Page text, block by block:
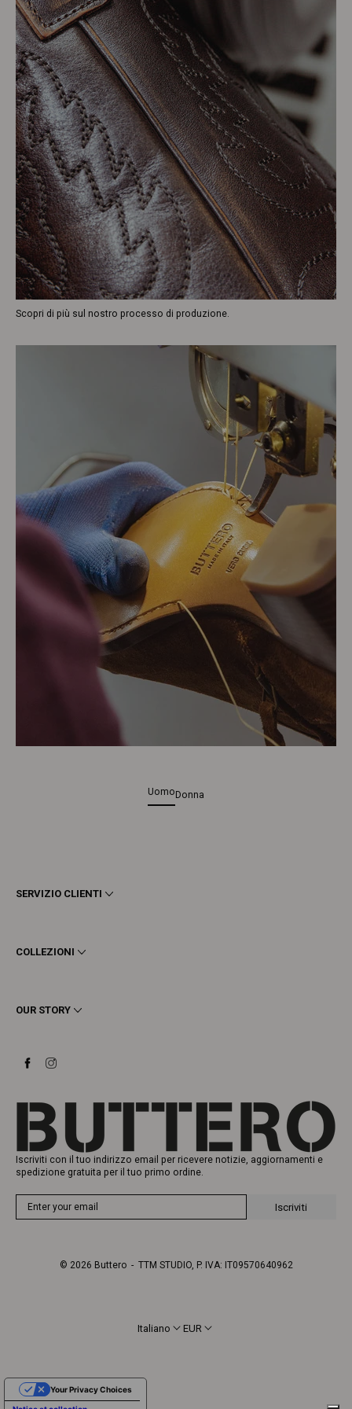
Scopri di più sul nostro processo di produzione.
UomoDonna
SERVIZIO CLIENTI
Privacy
Contattaci
COLLEZIONI
Donna
Sneakers
OUR STORY
Heritage
Iscriviti con il tuo indirizzo email per ricevere notizie, aggiornamenti e
spedizione gratuita per il tuo primo ordine.
Iscriviti
© 2026 Buttero- TTM STUDIO, P. IVA: IT09570640962
Italiano EUR
Your Privacy Choices